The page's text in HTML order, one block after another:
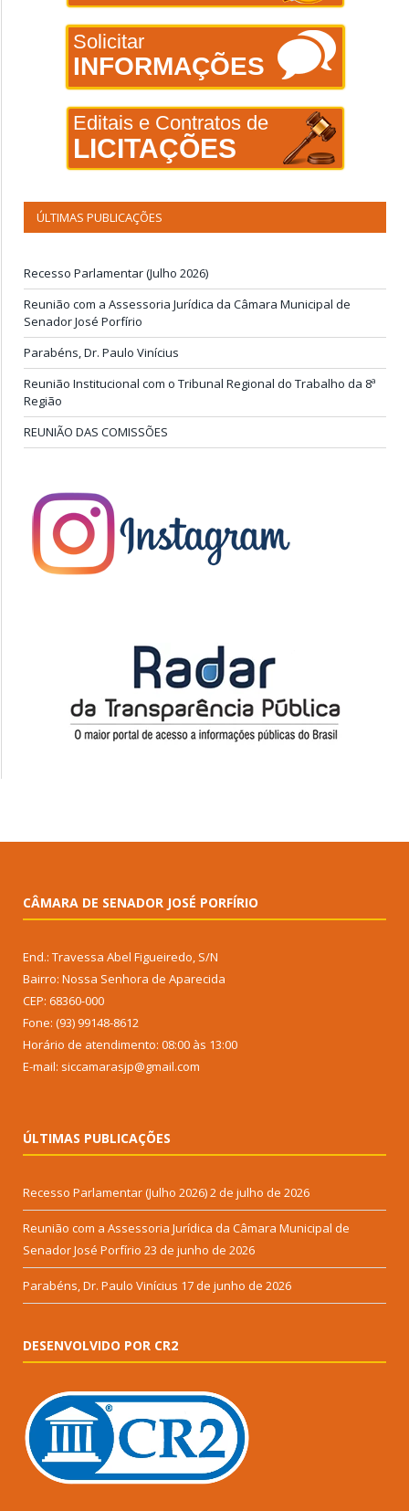
Solicitar
INFORMAÇÕES
Editais e Contratos de
LICITAÇÕES
ÚLTIMAS PUBLICAÇÕES
Recesso Parlamentar (Julho 2026)
Reunião com a Assessoria Jurídica da Câmara Municipal de
Senador José Porfírio
Parabéns, Dr. Paulo Vinícius
Reunião Institucional com o Tribunal Regional do Trabalho da 8ª
Região
REUNIÃO DAS COMISSÕES
CÂMARA DE SENADOR JOSÉ PORFÍRIO
End.: Travessa Abel Figueiredo, S/N
Bairro: Nossa Senhora de Aparecida
CEP: 68360-000
Fone: (93) 99148-8612
Horário de atendimento: 08:00 às 13:00
E-mail: siccamarasjp@gmail.com
ÚLTIMAS PUBLICAÇÕES
Recesso Parlamentar (Julho 2026)2 de julho de 2026
Reunião com a Assessoria Jurídica da Câmara Municipal de
Senador José Porfírio 23 de junho de 2026
Parabéns, Dr. Paulo Vinícius 17 de junho de 2026
DESENVOLVIDO POR CR2